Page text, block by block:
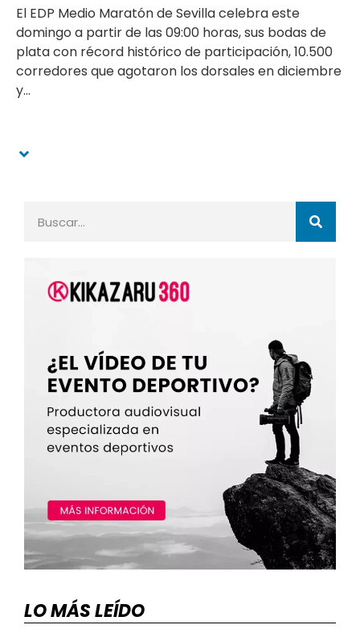
El EDP Medio Maratón de Sevilla celebra este
domingo a partir de las 09:00 horas, sus bodas de
plata con récord histórico de participación, 10.500
corredores que agotaron los dorsales en diciembre
y...
LO MÁS LEÍDO